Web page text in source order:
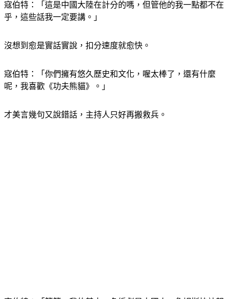
寇伯特：「這是中國大陸在計分的嗎，但管他的我一點都不在
乎，這些話我一定要講。」
沒想到愈是實話實說，扣分速度就愈快。
寇伯特：「你們擁有悠久歷史和文化，喔太棒了，還有什麼
呢，我喜歡《功夫熊貓》。」
才美言幾句又說錯話，主持人只好再搬救兵。